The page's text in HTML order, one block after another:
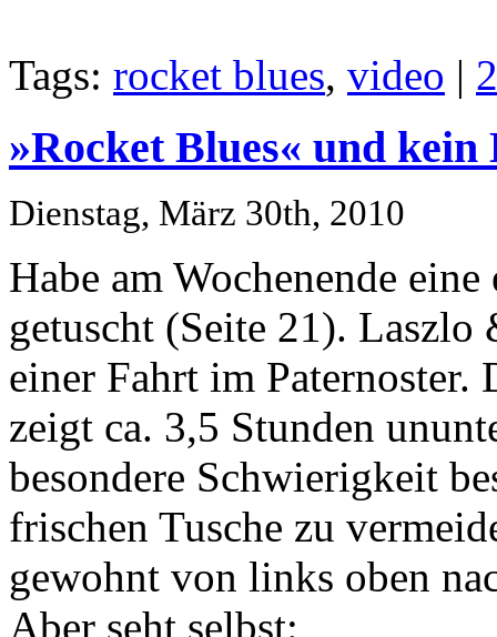
Tags: rocket blues, video |
»Rocket Blues« und kein
Dienstag, März 30th, 2010
Habe am Wochenende
getuscht (Seite 21).
einer Fahrt im
zeigt ca. 3,5 Stunden
besondere Schwierigkeit
frischen Tusche zu
gewohnt von links oben
Aber seht selbst: